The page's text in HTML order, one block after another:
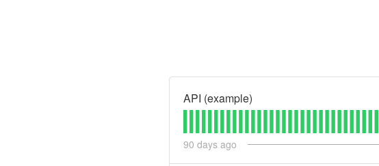
API (example)
90 days ago